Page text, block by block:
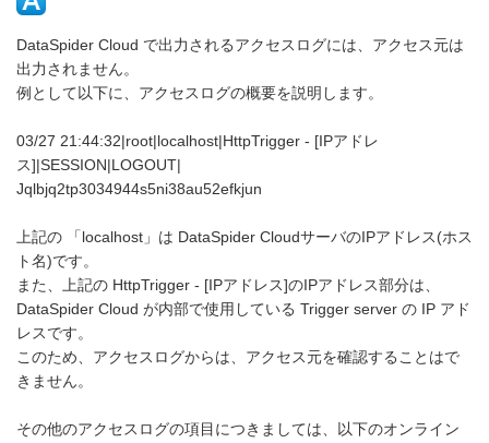
DataSpider Cloud で出力されるアクセスログには、アクセス元は
出力されません。
例として以下に、アクセスログの概要を説明します。
03/27 21:44:32|root|localhost|HttpTrigger - [IPアドレ
ス]|SESSION|LOGOUT|
Jqlbjq2tp3034944s5ni38au52efkjun
上記の 「localhost」は DataSpider CloudサーバのIPアドレス(ホス
ト名)です。
また、上記の HttpTrigger - [IPアドレス]のIPアドレス部分は、
DataSpider Cloud が内部で使用している Trigger server の IP アド
レスです。
このため、アクセスログからは、アクセス元を確認することはで
きません。
その他のアクセスログの項目につきましては、以下のオンライン